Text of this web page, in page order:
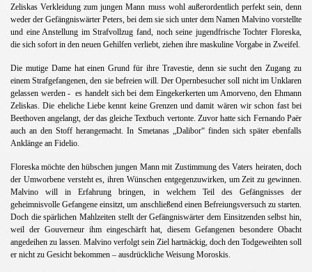
Zeliskas Verkleidung zum jungen Mann muss wohl außerordentlich perfekt sein, denn
weder der Gefängniswärter Peters, bei dem sie sich unter dem Namen Malvino vorstellte
und eine Anstellung im Strafvollzug fand, noch seine jugendfrische Tochter Floreska,
die sich sofort in den neuen Gehilfen verliebt, ziehen ihre maskuline Vorgabe in Zweifel.
Die mutige Dame hat einen Grund für ihre Travestie, denn sie sucht den Zugang zu
einem Strafgefangenen, den sie befreien will. Der Opernbesucher soll nicht im Unklaren
gelassen werden - es handelt sich bei dem Eingekerkerten um Amorveno, den Ehmann
Zeliskas. Die eheliche Liebe kennt keine Grenzen und damit wären wir schon fast bei
Beethoven angelangt, der das gleiche Textbuch vertonte. Zuvor hatte sich Fernando Paër
auch an den Stoff herangemacht. In Smetanas „Dalibor“ finden sich später ebenfalls
Anklänge an Fidelio.
Floreska möchte den hübschen jungen Mann mit Zustimmung des Vaters heiraten, doch
der Umworbene versteht es, ihren Wünschen entgegenzuwirken, um Zeit zu gewinnen.
Malvino will in Erfahrung bringen, in welchem Teil des Gefängnisses der
geheimnisvolle Gefangene einsitzt, um anschließend einen Befreiungsversuch zu starten.
Doch die spärlichen Mahlzeiten stellt der Gefängniswärter dem Einsitzenden selbst hin,
weil der Gouverneur ihm eingeschärft hat, diesem Gefangenen besondere Obacht
angedeihen zu lassen. Malvino verfolgt sein Ziel hartnäckig, doch den Todgeweihten soll
er nicht zu Gesicht bekommen – ausdrückliche Weisung Moroskis.